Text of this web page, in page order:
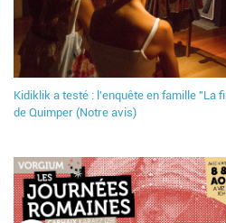
Kidiklik a testé : l'enquête en famille "La
de Quimper (Notre avis)